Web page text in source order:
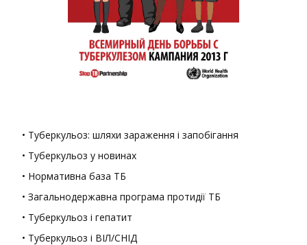
• Туберкульоз: шляхи зараження і запобігання
• Туберкульоз у новинах
• Нормативна база ТБ
• Загальнодержавна програма протидії ТБ
• Туберкульоз і гепатит
• Туберкульоз і ВІЛ/СНІД